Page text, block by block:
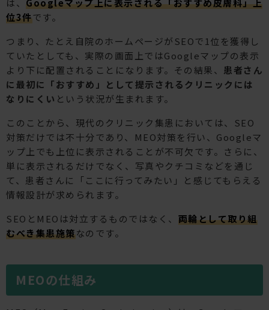
は、 Googleマップ上に表示される「おすすめ皮膚科」上
位3件です。
つまり、たとえ自院のホームページがSEOで1位を獲得し
ていたとしても、実際の画面上ではGoogleマップの表示
より下に配置されることになります。その結果、 患者さん
に最初に「おすすめ」として提示されるクリニックには
なりにくい という状況が生まれます。
このことから、現代のクリニック集患においては、SEO
対策だけでは不十分であり、MEO対策を行い、Googleマ
ップ上でも上位に表示されることが不可欠です。さらに、
単に表示されるだけでなく、写真やクチコミなどを通じ
て、患者さんに「ここに行ってみたい」と感じてもらえる
情報設計が求められます。
SEOとMEOは対立するものではなく、 両輪として取り組
むべき集患施策なのです。
MEOの仕組み